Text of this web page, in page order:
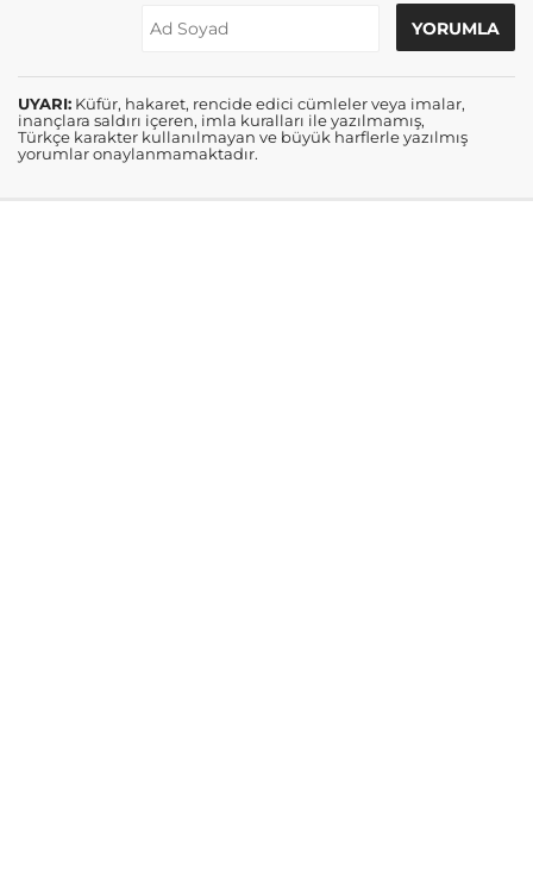
UYARI: Küfür, hakaret, rencide edici cümleler veya imalar,
inançlara saldırı içeren, imla kuralları ile yazılmamış,
Türkçe karakter kullanılmayan ve büyük harflerle yazılmış
yorumlar onaylanmamaktadır.